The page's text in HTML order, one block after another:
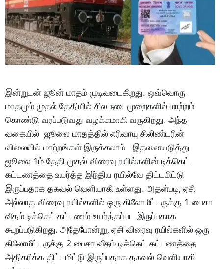
இன்றுடன் ஜூன் மாதம் முடிவடைகிறது. ஒவ்வொரு
மாதமும் முதல் தேதியில் சில நடைமுறைகளில் மாற்றம்
கொண்டு வரப்படுவது வழக்கமாகி வருகிறது. அந்த
வகையில் ஜூலை மாதத்தில் எரிவாயு சிலிண்டரின்
விலையில் மாற்றங்கள் இருக்கலாம் இதனையடுத்து
ஜூலை 1ம் தேதி முதல் விரைவு ரயில்களின் டிக்கெட்
கட்டணத்தை உயர்த்த இந்திய ரயில்வே திட்டமிட்டு
இருப்பதாக தகவல் வெளியாகி உள்ளது. அதன்படி, ஏசி
அல்லாத விரைவு ரயில்களில் ஒரு கிலோமீட்டருக்கு 1 பைசா
வீதம் டிக்கெட் கட்டணம் உயர்த்தப்பட இருப்பதாக
கூறப்படுகிறது. அதேபோன்று, ஏசி விரைவு ரயில்களில் ஒரு
கிலோமீட்டருக்கு 2 பைசா வீதம் டிக்கெட் கட்டணத்தை
அதிகரிக்க திட்டமிட்டு இருப்பதாக தகவல் வெளியாகி